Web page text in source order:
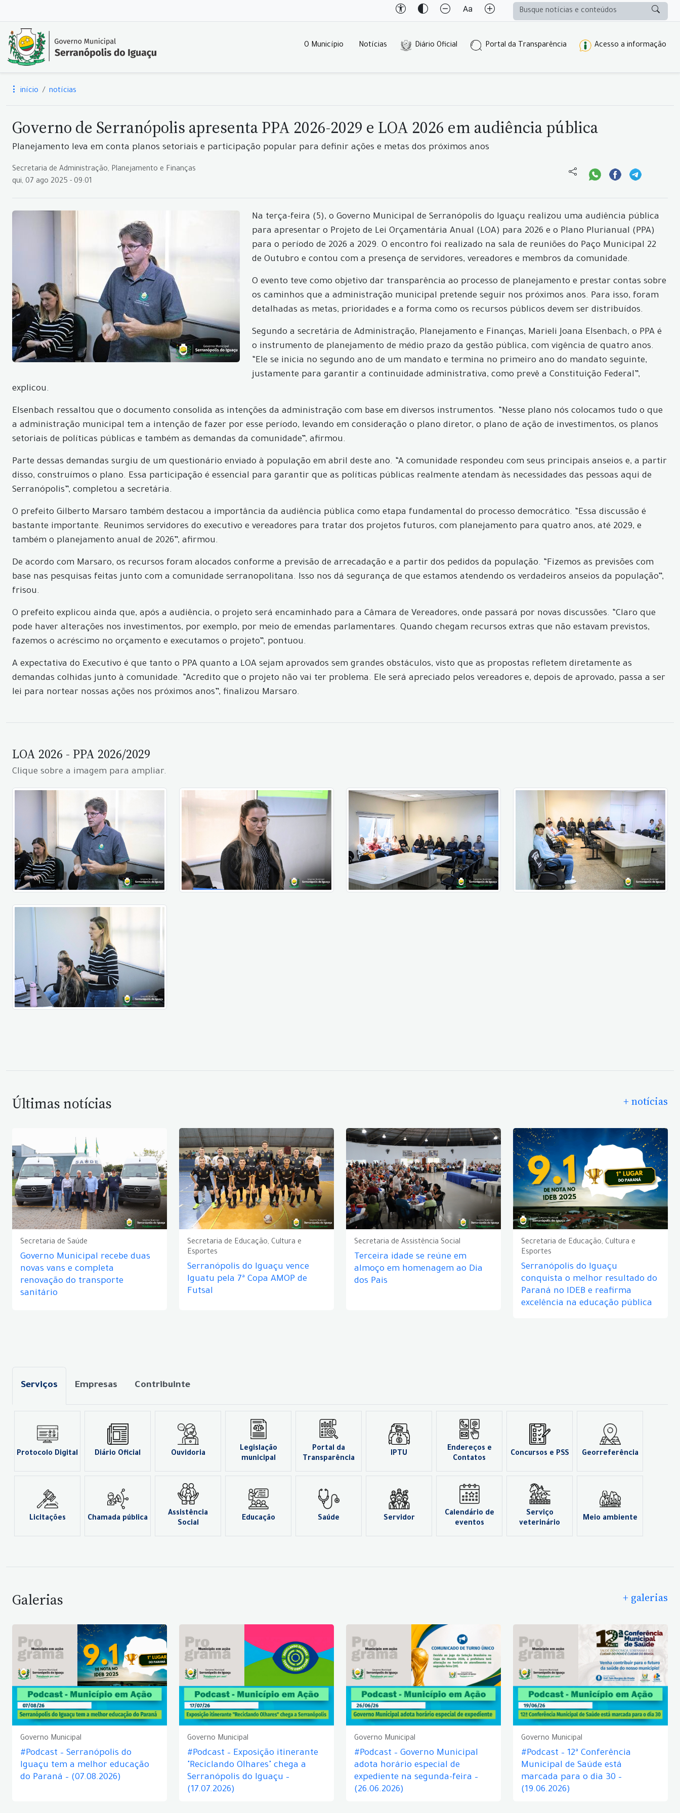
O Município Notícias Diário Oficial Portal da Transparência Acesso a informação
início notícias
Governo de Serranópolis apresenta PPA 2026-2029 e LOA 2026 em audiência pública
Planejamento leva em conta planos setoriais e participação popular para definir ações e metas dos próximos anos
Secretaria de Administração, Planejamento e Finanças
qui, 07 ago 2025 - 09:01
Na terça-feira (5), o Governo Municipal de Serranópolis do Iguaçu realizou uma audiência pública
para apresentar o Projeto de Lei Orçamentária Anual (LOA) para 2026 e o Plano Plurianual (PPA)
para o período de 2026 a 2029. O encontro foi realizado na sala de reuniões do Paço Municipal 22
de Outubro e contou com a presença de servidores, vereadores e membros da comunidade.
O evento teve como objetivo dar transparência ao processo de planejamento e prestar contas sobre
os caminhos que a administração municipal pretende seguir nos próximos anos. Para isso, foram
detalhadas as metas, prioridades e a forma como os recursos públicos devem ser distribuídos.
Segundo a secretária de Administração, Planejamento e Finanças, Marieli Joana Elsenbach, o PPA é
o instrumento de planejamento de médio prazo da gestão pública, com vigência de quatro anos.
“Ele se inicia no segundo ano de um mandato e termina no primeiro ano do mandato seguinte,
justamente para garantir a continuidade administrativa, como prevê a Constituição Federal”,
explicou.
Elsenbach ressaltou que o documento consolida as intenções da administração com base em diversos instrumentos. “Nesse plano nós colocamos tudo o que
a administração municipal tem a intenção de fazer por esse período, levando em consideração o plano diretor, o plano de ação de investimentos, os planos
setoriais de políticas públicas e também as demandas da comunidade”, afirmou.
Parte dessas demandas surgiu de um questionário enviado à população em abril deste ano. “A comunidade respondeu com seus principais anseios e, a partir
disso, construímos o plano. Essa participação é essencial para garantir que as políticas públicas realmente atendam às necessidades das pessoas aqui de
Serranópolis”, completou a secretária.
O prefeito Gilberto Marsaro também destacou a importância da audiência pública como etapa fundamental do processo democrático. “Essa discussão é
bastante importante. Reunimos servidores do executivo e vereadores para tratar dos projetos futuros, com planejamento para quatro anos, até 2029, e
também o planejamento anual de 2026”, afirmou.
De acordo com Marsaro, os recursos foram alocados conforme a previsão de arrecadação e a partir dos pedidos da população. “Fizemos as previsões com
base nas pesquisas feitas junto com a comunidade serranopolitana. Isso nos dá segurança de que estamos atendendo os verdadeiros anseios da população”,
frisou.
O prefeito explicou ainda que, após a audiência, o projeto será encaminhado para a Câmara de Vereadores, onde passará por novas discussões. “Claro que
pode haver alterações nos investimentos, por exemplo, por meio de emendas parlamentares. Quando chegam recursos extras que não estavam previstos,
fazemos o acréscimo no orçamento e executamos o projeto”, pontuou.
A expectativa do Executivo é que tanto o PPA quanto a LOA sejam aprovados sem grandes obstáculos, visto que as propostas refletem diretamente as
demandas colhidas junto à comunidade. “Acredito que o projeto não vai ter problema. Ele será apreciado pelos vereadores e, depois de aprovado, passa a ser
lei para nortear nossas ações nos próximos anos”, finalizou Marsaro.
LOA 2026 - PPA 2026/2029
Clique sobre a imagem para ampliar.
Últimas notícias + notícias
Secretaria de Saúde
Governo Municipal recebe duas
novas vans e completa
renovação do transporte
sanitário
Secretaria de Educação, Cultura e
Esportes
Serranópolis do Iguaçu vence
Iguatu pela 7ª Copa AMOP de
Futsal
Secretaria de Assistência Social
Terceira idade se reúne em
almoço em homenagem ao Dia
dos Pais
Secretaria de Educação, Cultura e
Esportes
Serranópolis do Iguaçu
conquista o melhor resultado do
Paraná no IDEB e reafirma
excelência na educação pública
Serviços Empresas Contribuinte
Protocolo Digital Diário Oficial Ouvidoria
Legislação
municipal
Portal da
Transparência
IPTU
Endereços e
Contatos
Concursos e PSS Georreferência
Licitações Chamada pública
Assistência
Social
Educação Saúde Servidor
Calendário de
eventos
Serviço
veterinário
Meio ambiente
Galerias + galerias
Governo Municipal
#Podcast – Serranópolis do
Iguaçu tem a melhor educação
do Paraná – (07.08.2026)
Governo Municipal
#Podcast – Exposição itinerante
"Reciclando Olhares" chega a
Serranópolis do Iguaçu –
(17.07.2026)
Governo Municipal
#Podcast – Governo Municipal
adota horário especial de
expediente na segunda-feira –
(26.06.2026)
Governo Municipal
#Podcast – 12ª Conferência
Municipal de Saúde está
marcada para o dia 30 –
(19.06.2026)